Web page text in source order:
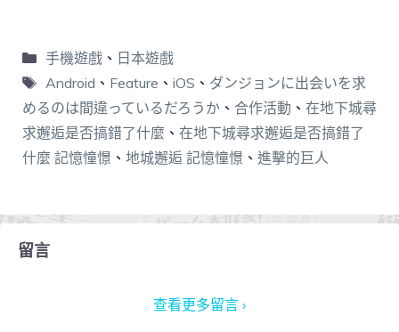
手機遊戲、 日本遊戲
Android 、 Feature 、 iOS 、 ダンジョンに出会いを求
めるのは間違っているだろうか 、 合作活動 、 在地下城尋
求邂逅是否搞錯了什麼 、 在地下城尋求邂逅是否搞錯了
什麼 記憶憧憬 、 地城邂逅 記憶憧憬 、 進擊的巨人
留言
查看更多留言 ›